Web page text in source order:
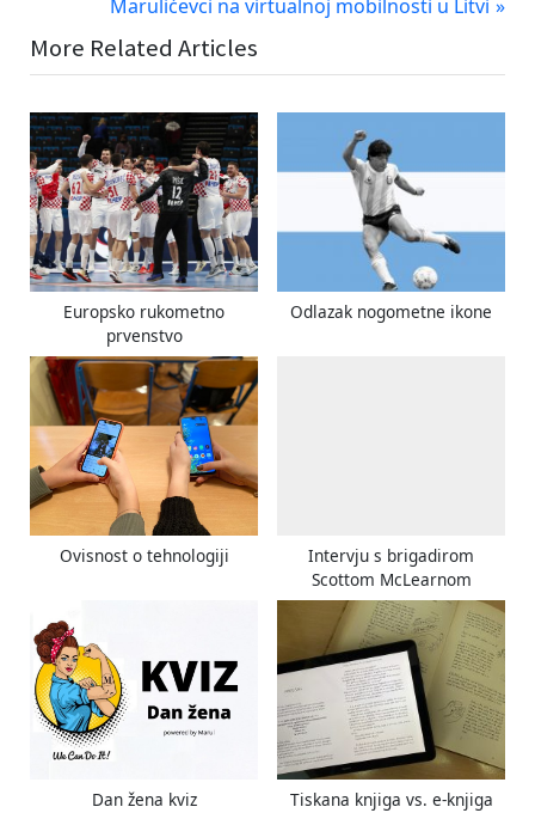
objava
v
o
u
s
P
o
s
t
e
x
P
o
s
t
:
Marulićevci na virtualnoj mobilnosti u Litvi
More Related Articles
Europsko rukometno
prvenstvo
Odlazak nogometne ikone
Ovisnost o tehnologiji
Intervju s brigadirom
Scottom McLearnom
Dan žena kviz Tiskana knjiga vs. e-knjiga